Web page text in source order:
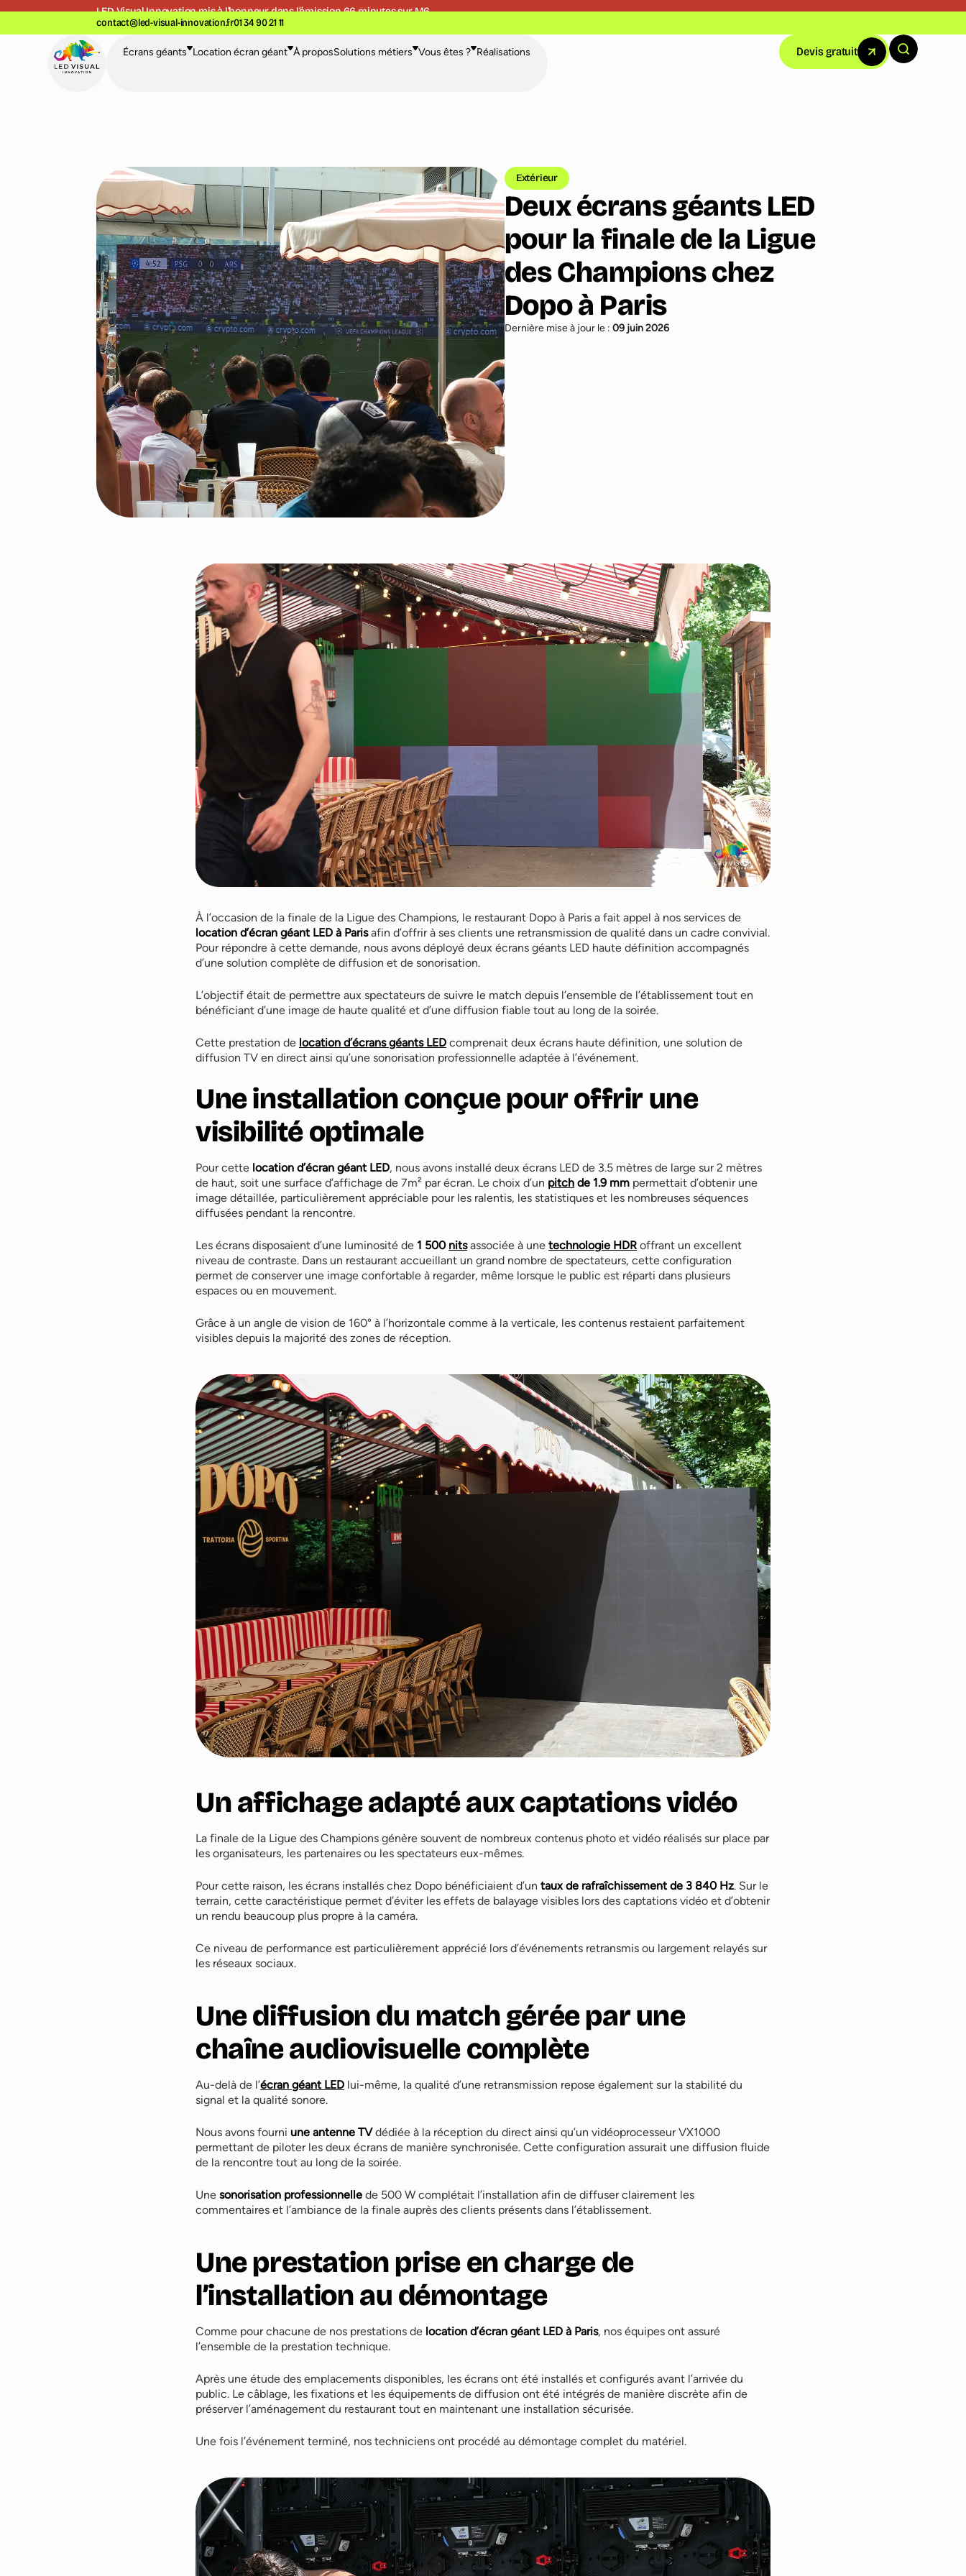
LED Visual Innovation mis à l’honneur dans l’émission 66 minutes sur M6
contact@led-visual-innovation.fr01 34 90 21 11
Écrans géants Location écran géant À proposSolutions métiers Vous êtes ? Réalisations Devis gratuit
Extérieur
Deux écrans géants LED
pour la finale de la Ligue
des Champions chez
Dopo à Paris
Dernière mise à jour le : 09 juin 2026
À l’occasion de la finale de la Ligue des Champions, le restaurant Dopo à Paris a fait appel à nos services de
location d’écran géant LED à Parisafin d’offrir à ses clients une retransmission de qualité dans un cadre convivial.
Pour répondre à cette demande, nous avons déployé deux écrans géants LED haute définition accompagnés
d’une solution complète de diffusion et de sonorisation.
L’objectif était de permettre aux spectateurs de suivre le match depuis l’ensemble de l’établissement tout en
bénéficiant d’une image de haute qualité et d’une diffusion fiable tout au long de la soirée.
Cette prestation de location d’écrans géants LED comprenait deux écrans haute définition, une solution de
diffusion TV en direct ainsi qu’une sonorisation professionnelle adaptée à l’événement.
Une installation conçue pour offrir une
visibilité optimale
Pour cette location d’écran géant LED, nous avons installé deux écrans LED de 3.5 mètres de large sur 2 mètres
de haut, soit une surface d’affichage de 7m² par écran. Le choix d’un pitch de 1.9 mm permettait d’obtenir une
image détaillée, particulièrement appréciable pour les ralentis, les statistiques et les nombreuses séquences
diffusées pendant la rencontre.
Les écrans disposaient d’une luminosité de 1 500 nitsassociée à une technologie HDR offrant un excellent
niveau de contraste. Dans un restaurant accueillant un grand nombre de spectateurs, cette configuration
permet de conserver une image confortable à regarder, même lorsque le public est réparti dans plusieurs
espaces ou en mouvement.
Grâce à un angle de vision de 160° à l’horizontale comme à la verticale, les contenus restaient parfaitement
visibles depuis la majorité des zones de réception.
Un affichage adapté aux captations vidéo
La finale de la Ligue des Champions génère souvent de nombreux contenus photo et vidéo réalisés sur place par
les organisateurs, les partenaires ou les spectateurs eux-mêmes.
Pour cette raison, les écrans installés chez Dopo bénéficiaient d’un taux de rafraîchissement de 3 840 Hz. Sur le
terrain, cette caractéristique permet d’éviter les effets de balayage visibles lors des captations vidéo et d’obtenir
un rendu beaucoup plus propre à la caméra.
Ce niveau de performance est particulièrement apprécié lors d’événements retransmis ou largement relayés sur
les réseaux sociaux.
Une diffusion du match gérée par une
chaîne audiovisuelle complète
Au-delà de l’écran géant LED lui-même, la qualité d’une retransmission repose également sur la stabilité du
signal et la qualité sonore.
Nous avons fourni une antenne TVdédiée à la réception du direct ainsi qu’un vidéoprocesseur VX1000
permettant de piloter les deux écrans de manière synchronisée. Cette configuration assurait une diffusion fluide
de la rencontre tout au long de la soirée.
Une sonorisation professionnelle de 500 W complétait l’installation afin de diffuser clairement les
commentaires et l’ambiance de la finale auprès des clients présents dans l’établissement.
Une prestation prise en charge de
l’installation au démontage
Comme pour chacune de nos prestations de location d’écran géant LED à Paris, nos équipes ont assuré
l’ensemble de la prestation technique.
Après une étude des emplacements disponibles, les écrans ont été installés et configurés avant l’arrivée du
public. Le câblage, les fixations et les équipements de diffusion ont été intégrés de manière discrète afin de
préserver l’aménagement du restaurant tout en maintenant une installation sécurisée.
Une fois l’événement terminé, nos techniciens ont procédé au démontage complet du matériel.